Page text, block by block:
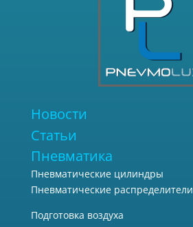
Новости
Статьи
Пневматика
Пневматические цилиндры
Пневматические распределители
Подготовка воздуха